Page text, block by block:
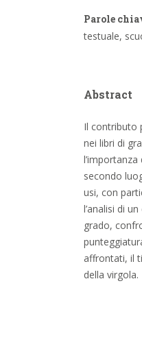
Parole
testuale,
Abstract
Il contributo
nei libri di
secondo
usi, con
l’analisi di
grado,
affrontati, il
della virgola.